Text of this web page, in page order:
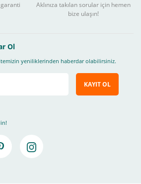
Aklınıza takılan sorular için hemen
bize ulaşın!
Ol
yeniliklerinden haberdar olabilirsiniz.
KAYIT OL